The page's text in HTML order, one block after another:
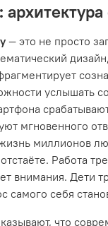
— это не просто
услышать
мгновенного
миллионов
Работа
внимания. Дети
самого себя
что